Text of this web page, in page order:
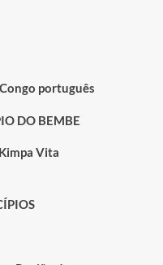
português
DO BEMBE
Vita